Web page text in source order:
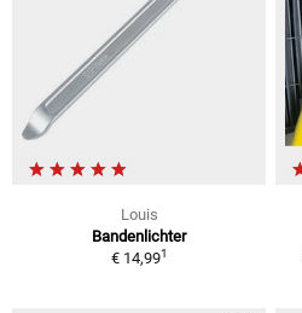
Louis
Bandenlichter
€ 14,991